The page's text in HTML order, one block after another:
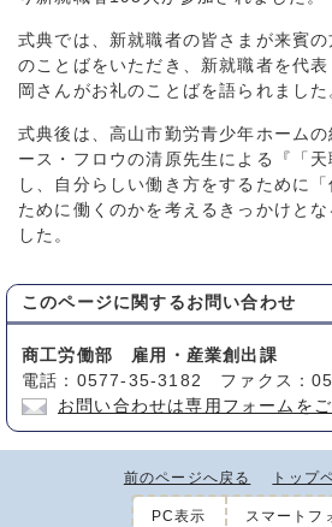
式典では、新就職者の皆さまが来賓
のことばをいただき、新就職者を代
岡さんがお礼のことばを語られました
式典後は、高山市勤労青少年ホーム
ース・フロウの清原先生による『「
し、自分らしい働き方をするために
ために働くのかを考えるきっかけと
した。
このページに関する お問い合わせ
商工労働部 雇用・産業創出課
電話：0577-35-3182 ファクス：
お問い合わせは専用フォームをご
前のページへ戻る トップ
PC表示 スマートフ